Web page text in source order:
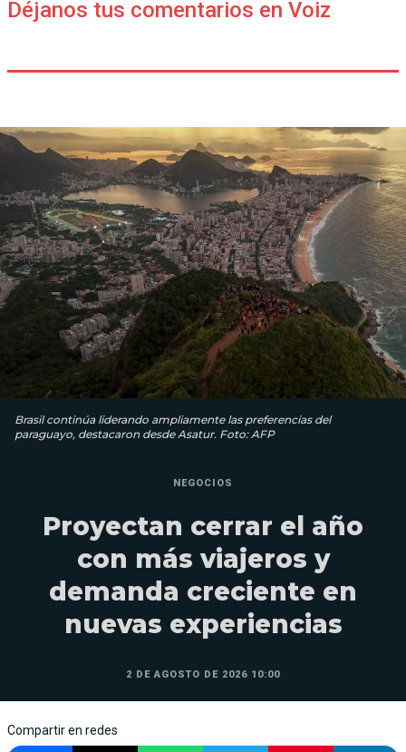
Déjanos tus comentarios en Voiz
Brasil continúa liderando ampliamente las preferencias del
paraguayo, destacaron desde Asatur. Foto: AFP
NEGOCIOS
Proyectan cerrar el año
con más viajeros y
demanda creciente en
nuevas experiencias
2 DE AGOSTO DE 2026 10:00
Compartir en redes